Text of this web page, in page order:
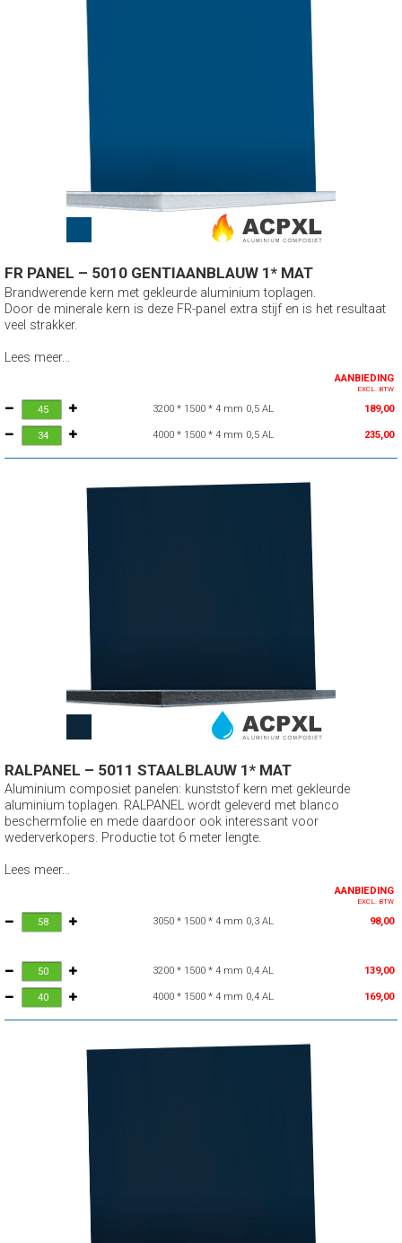
FR PANEL – 5010 GENTIAANBLAUW 1* MAT
Brandwerende kern met gekleurde aluminium toplagen.
Door de minerale kern is deze FR-panel extra stijf en is het resultaat
veel strakker.
Lees meer...
AANBIEDING
EXCL. BTW
3200 * 1500 * 4 mm 0,5 AL 189,00
4000 * 1500 * 4 mm 0,5 AL 235,00
RALPANEL – 5011 STAALBLAUW 1* MAT
Aluminium composiet panelen: kunststof kern met gekleurde
aluminium toplagen. RALPANEL wordt geleverd met blanco
beschermfolie en mede daardoor ook interessant voor
wederverkopers. Productie tot 6 meter lengte.
Lees meer...
AANBIEDING
EXCL. BTW
3050 * 1500 * 4 mm 0,3 AL 98,00
3200 * 1500 * 4 mm 0,4 AL 139,00
4000 * 1500 * 4 mm 0,4 AL 169,00